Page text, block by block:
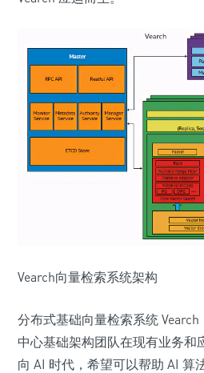
Vearch向量检索系统架构
分布式基础向量检索系统
中心基础架构团队在现有业务和
向 AI 时代，希望可以帮助 AI 算